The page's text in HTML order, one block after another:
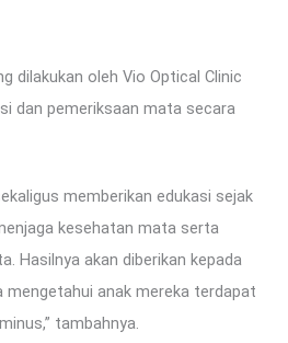
dilakukan oleh Vio Optical Clinic
dan pemeriksaan mata secara
memberikan edukasi sejak
kesehatan mata serta
Hasilnya akan diberikan kepada
mengetahui anak mereka terdapat
tambahnya.